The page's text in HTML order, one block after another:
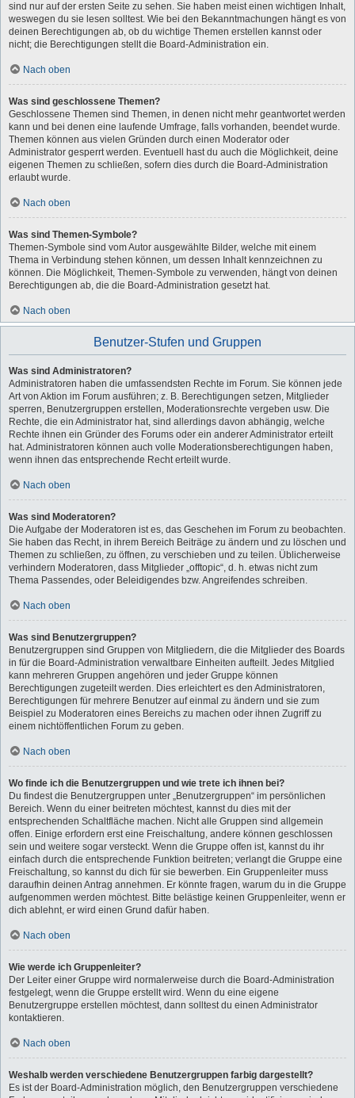
sind nur auf der ersten Seite zu sehen. Sie haben meist einen wichtigen Inhalt,
weswegen du sie lesen solltest. Wie bei den Bekanntmachungen hängt es von
deinen Berechtigungen ab, ob du wichtige Themen erstellen kannst oder
nicht; die Berechtigungen stellt die Board-Administration ein.
Nach oben
Was sind geschlossene Themen?
Geschlossene Themen sind Themen, in denen nicht mehr geantwortet werden
kann und bei denen eine laufende Umfrage, falls vorhanden, beendet wurde.
Themen können aus vielen Gründen durch einen Moderator oder
Administrator gesperrt werden. Eventuell hast du auch die Möglichkeit, deine
eigenen Themen zu schließen, sofern dies durch die Board-Administration
erlaubt wurde.
Nach oben
Was sind Themen-Symbole?
Themen-Symbole sind vom Autor ausgewählte Bilder, welche mit einem
Thema in Verbindung stehen können, um dessen Inhalt kennzeichnen zu
können. Die Möglichkeit, Themen-Symbole zu verwenden, hängt von deinen
Berechtigungen ab, die die Board-Administration gesetzt hat.
Nach oben
Benutzer-Stufen und Gruppen
Was sind Administratoren?
Administratoren haben die umfassendsten Rechte im Forum. Sie können jede
Art von Aktion im Forum ausführen; z. B. Berechtigungen setzen, Mitglieder
sperren, Benutzergruppen erstellen, Moderationsrechte vergeben usw. Die
Rechte, die ein Administrator hat, sind allerdings davon abhängig, welche
Rechte ihnen ein Gründer des Forums oder ein anderer Administrator erteilt
hat. Administratoren können auch volle Moderationsberechtigungen haben,
wenn ihnen das entsprechende Recht erteilt wurde.
Nach oben
Was sind Moderatoren?
Die Aufgabe der Moderatoren ist es, das Geschehen im Forum zu beobachten.
Sie haben das Recht, in ihrem Bereich Beiträge zu ändern und zu löschen und
Themen zu schließen, zu öffnen, zu verschieben und zu teilen. Üblicherweise
verhindern Moderatoren, dass Mitglieder „offtopic“, d. h. etwas nicht zum
Thema Passendes, oder Beleidigendes bzw. Angreifendes schreiben.
Nach oben
Was sind Benutzergruppen?
Benutzergruppen sind Gruppen von Mitgliedern, die die Mitglieder des Boards
in für die Board-Administration verwaltbare Einheiten aufteilt. Jedes Mitglied
kann mehreren Gruppen angehören und jeder Gruppe können
Berechtigungen zugeteilt werden. Dies erleichtert es den Administratoren,
Berechtigungen für mehrere Benutzer auf einmal zu ändern und sie zum
Beispiel zu Moderatoren eines Bereichs zu machen oder ihnen Zugriff zu
einem nichtöffentlichen Forum zu geben.
Nach oben
Wo finde ich die Benutzergruppen und wie trete ich ihnen bei?
Du findest die Benutzergruppen unter „Benutzergruppen“ im persönlichen
Bereich. Wenn du einer beitreten möchtest, kannst du dies mit der
entsprechenden Schaltfläche machen. Nicht alle Gruppen sind allgemein
offen. Einige erfordern erst eine Freischaltung, andere können geschlossen
sein und weitere sogar versteckt. Wenn die Gruppe offen ist, kannst du ihr
einfach durch die entsprechende Funktion beitreten; verlangt die Gruppe eine
Freischaltung, so kannst du dich für sie bewerben. Ein Gruppenleiter muss
daraufhin deinen Antrag annehmen. Er könnte fragen, warum du in die Gruppe
aufgenommen werden möchtest. Bitte belästige keinen Gruppenleiter, wenn er
dich ablehnt, er wird einen Grund dafür haben.
Nach oben
Wie werde ich Gruppenleiter?
Der Leiter einer Gruppe wird normalerweise durch die Board-Administration
festgelegt, wenn die Gruppe erstellt wird. Wenn du eine eigene
Benutzergruppe erstellen möchtest, dann solltest du einen Administrator
kontaktieren.
Nach oben
Weshalb werden verschiedene Benutzergruppen farbig dargestellt?
Es ist der Board-Administration möglich, den Benutzergruppen verschiedene